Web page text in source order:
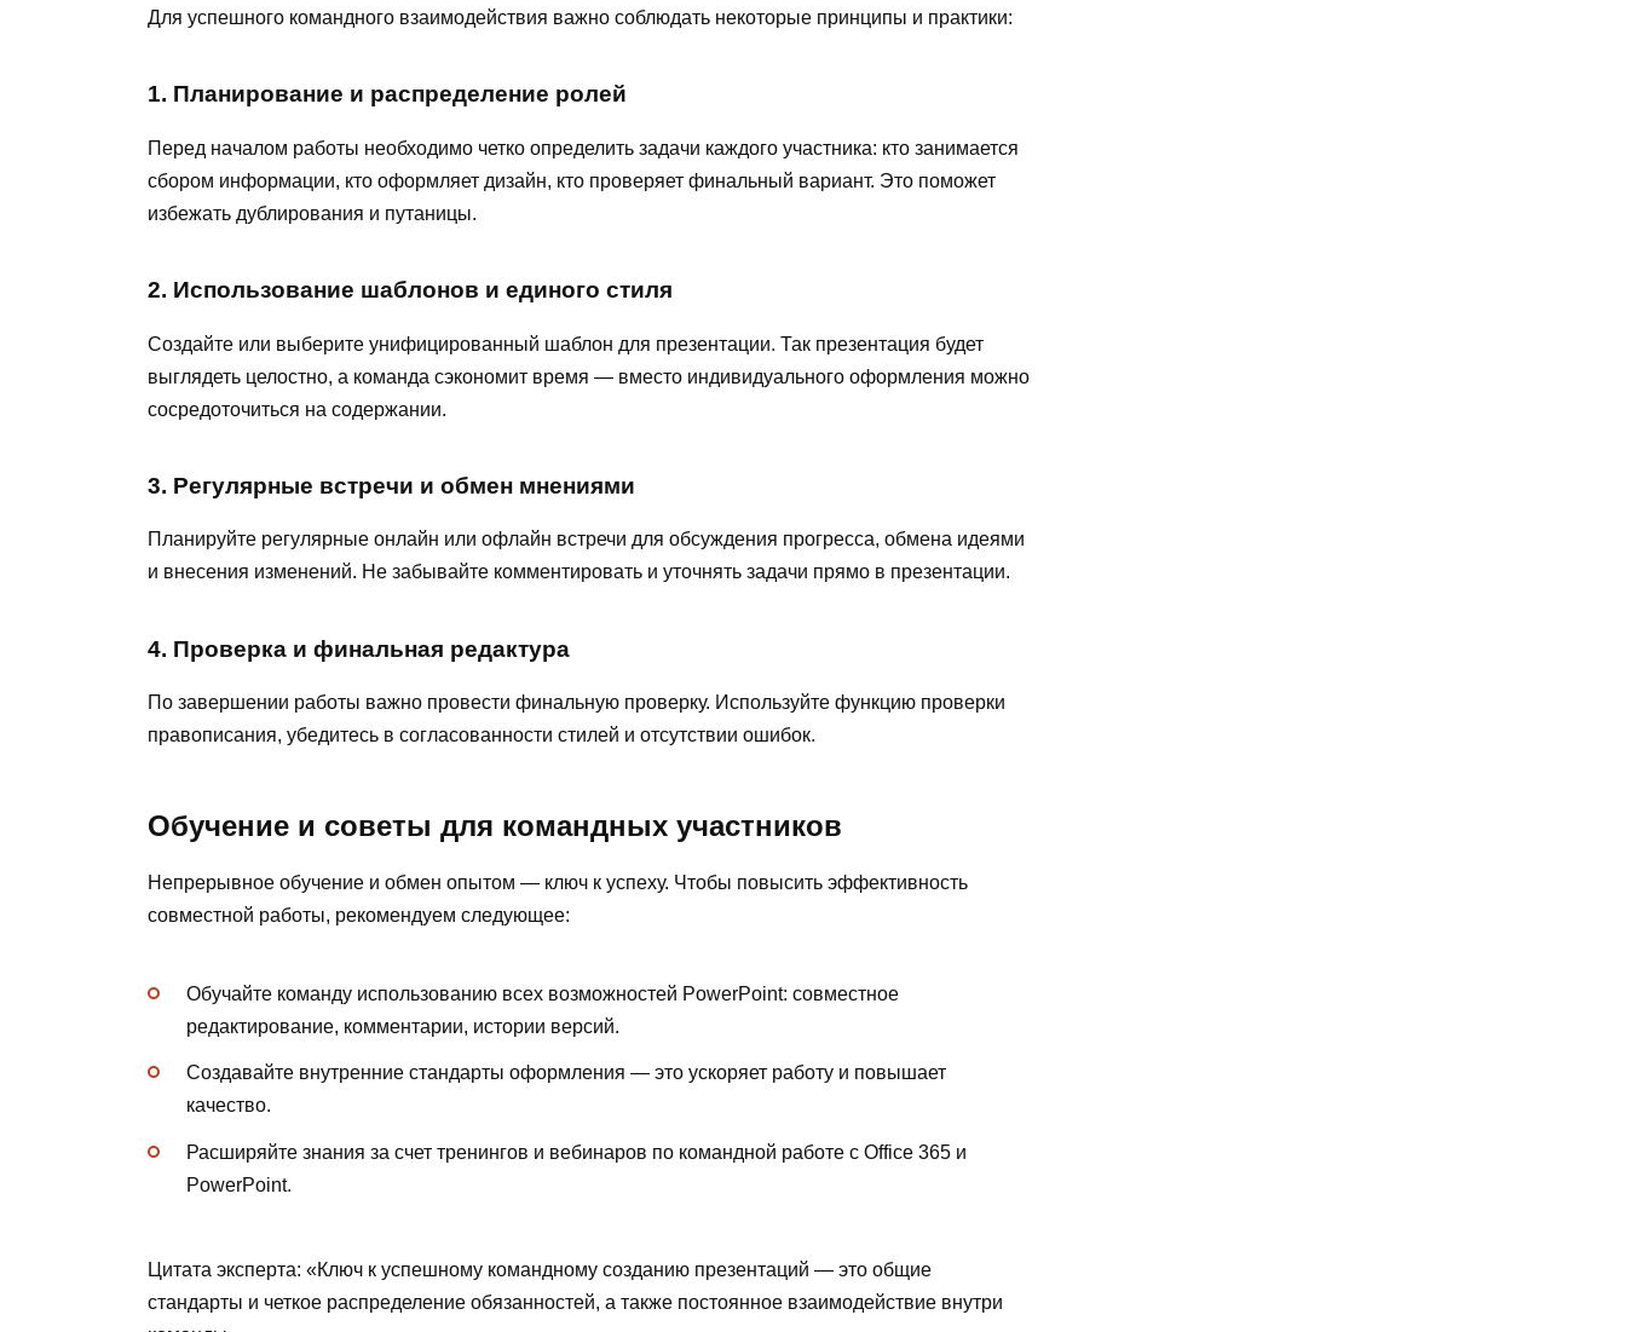
Для успешного командного взаимодействия важно соблюдать некоторые принципы и практики:
1. Планирование и распределение ролей
Перед началом работы необходимо четко определить задачи каждого участника: кто занимается
сбором информации, кто оформляет дизайн, кто проверяет финальный вариант. Это поможет
избежать дублирования и путаницы.
2. Использование шаблонов и единого стиля
Создайте или выберите унифицированный шаблон для презентации. Так презентация будет
выглядеть целостно, а команда сэкономит время — вместо индивидуального оформления можно
сосредоточиться на содержании.
3. Регулярные встречи и обмен мнениями
Планируйте регулярные онлайн или офлайн встречи для обсуждения прогресса, обмена идеями
и внесения изменений. Не забывайте комментировать и уточнять задачи прямо в презентации.
4. Проверка и финальная редактура
По завершении работы важно провести финальную проверку. Используйте функцию проверки
правописания, убедитесь в согласованности стилей и отсутствии ошибок.
Обучение и советы для командных участников
Непрерывное обучение и обмен опытом — ключ к успеху. Чтобы повысить эффективность
совместной работы, рекомендуем следующее:
Обучайте команду использованию всех возможностей PowerPoint: совместное
редактирование, комментарии, истории версий.
Создавайте внутренние стандарты оформления — это ускоряет работу и повышает
качество.
Расширяйте знания за счет тренингов и вебинаров по командной работе с Office 365 и
PowerPoint.
Цитата эксперта: «Ключ к успешному командному созданию презентаций — это общие
стандарты и четкое распределение обязанностей, а также постоянное взаимодействие внутри